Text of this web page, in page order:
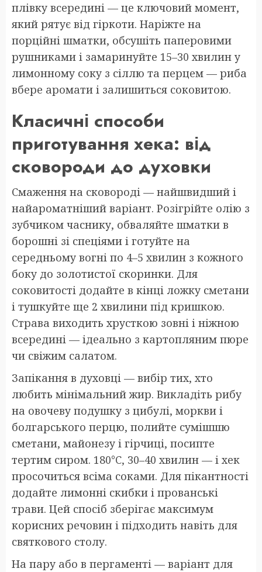
плівку всередині — це ключовий момент,
який рятує від гіркоти. Наріжте на
порційні шматки, обсушіть паперовими
рушниками і замаринуйте 15–30 хвилин у
лимонному соку з сіллю та перцем — риба
вбере аромати і залишиться соковитою.
Класичні способи
приготування хека: від
сковороди до духовки
Смаження на сковороді — найшвидший і
найароматніший варіант. Розігрійте олію з
зубчиком часнику, обваляйте шматки в
борошні зі спеціями і готуйте на
середньому вогні по 4–5 хвилин з кожного
боку до золотистої скоринки. Для
соковитості додайте в кінці ложку сметани
і тушкуйте ще 2 хвилини під кришкою.
Страва виходить хрусткою зовні і ніжною
всередині — ідеально з картопляним пюре
чи свіжим салатом.
Запікання в духовці — вибір тих, хто
любить мінімальний жир. Викладіть рибу
на овочеву подушку з цибулі, моркви і
болгарського перцю, полийте сумішшю
сметани, майонезу і гірчиці, посипте
тертим сиром. 180°C, 30–40 хвилин — і хек
просочиться всіма соками. Для пікантності
додайте лимонні скибки і прованські
трави. Цей спосіб зберігає максимум
корисних речовин і підходить навіть для
святкового столу.
На пару або в пергаменті — варіант для